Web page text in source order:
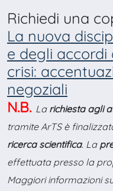
Richiedi una
La nuova
e degli accordi
crisi:
negoziali
N.B. La richiesta agli
tramite ArTS è
ricerca scientifica. La
effettuata presso la
Maggiori informazioni